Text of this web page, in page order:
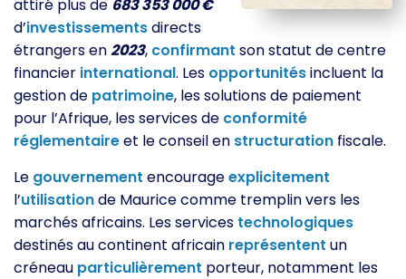
attiré plus de 683 353 000 €
d’investissementsdirects
étrangers en2023, confirmant son statut de centre
financier international. Les opportunitésincluent la
gestion de patrimoine, les solutions de paiement
pour l’Afrique, les services de conformité
réglementaireet le conseil en structuration fiscale.
Le gouvernement encourageexplicitement
l’utilisationde Maurice comme tremplin vers les
marchés africains. Les services technologiques
destinés au continent africain représentent un
créneau particulièrement porteur, notamment les